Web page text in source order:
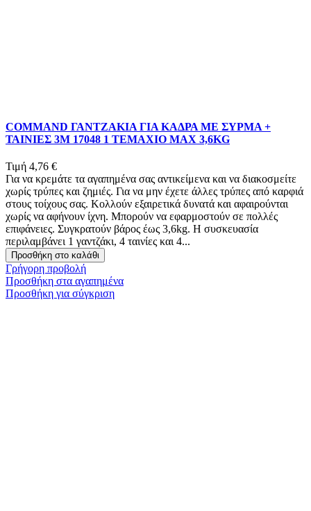
COMMAND ΓΑΝΤΖΑΚΙΑ ΓΙΑ ΚΑΔΡΑ ΜΕ ΣΥΡΜΑ +
ΤΑΙΝΙΕΣ 3Μ 17048 1 ΤΕΜΑΧΙΟ MAX 3,6KG
Τιμή 4,76 €
Για να κρεμάτε τα αγαπημένα σας αντικείμενα και να διακοσμείτε
χωρίς τρύπες και ζημιές. Για να μην έχετε άλλες τρύπες από καρφιά
στους τοίχους σας. Κολλούν εξαιρετικά δυνατά και αφαιρούνται
χωρίς να αφήνουν ίχνη. Μπορούν να εφαρμοστούν σε πολλές
επιφάνειες. Συγκρατούν βάρος έως 3,6kg. Η συσκευασία
περιλαμβάνει 1 γαντζάκι, 4 ταινίες και 4...
Προσθήκη στο καλάθι
Γρήγορη προβολή
Προσθήκη στα αγαπημένα
Προσθήκη για σύγκριση